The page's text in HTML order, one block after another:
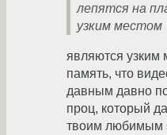
лепятся на
узким местом
являются узким
память, что
давным давно
проц, который
твоим любимым